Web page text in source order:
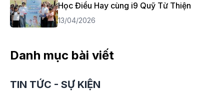
Học Điều Hay cùng i9 Quỹ Từ Thiện
13/04/2026
Danh mục bài viết
TIN TỨC - SỰ KIỆN